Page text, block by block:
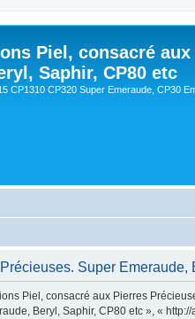
Piel, consacré
Saphir, CP80 etc
CP1310 CP320 Super Emeraude, CP30
Super
Piel, consacré aux Pierres
Beryl, Saphir, CP80 etc », «